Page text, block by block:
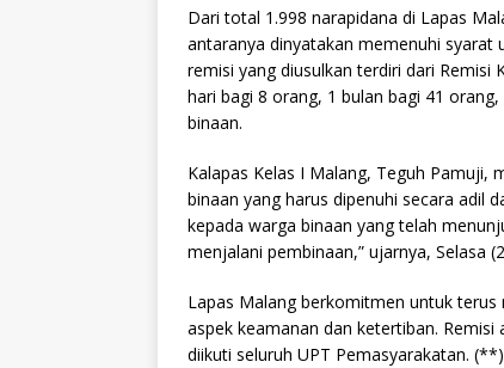
Dari total 1.998 narapidana di Lapas
antaranya dinyatakan memenuhi syarat
remisi yang diusulkan terdiri dari Remisi
hari bagi 8 orang, 1 bulan bagi 41
binaan.
Kalapas Kelas I Malang, Teguh Pamuji,
binaan yang harus dipenuhi secara adil
kepada warga binaan yang telah
menjalani pembinaan,” ujarnya, Selasa
Lapas Malang berkomitmen untuk
aspek keamanan dan ketertiban.
diikuti seluruh UPT Pemasyarakatan.